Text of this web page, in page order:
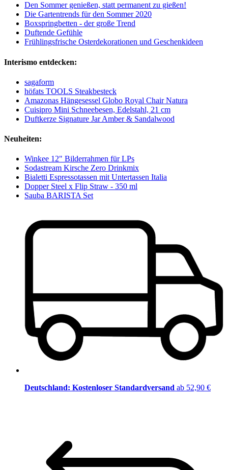
Den Sommer genießen, statt permanent zu gießen!
Die Gartentrends für den Sommer 2020
Boxspringbetten - der große Trend
Duftende Gefühle
Frühlingsfrische Osterdekorationen und Geschenkideen
Interismo entdecken:
sagaform
höfats TOOLS Steakbesteck
Amazonas Hängesessel Globo Royal Chair Natura
Cuisipro Mini Schneebesen, Edelstahl, 21 cm
Duftkerze Signature Jar Amber & Sandalwood
Neuheiten:
Winkee 12" Bilderrahmen für LPs
Sodastream Kirsche Zero Drinkmix
Bialetti Espressotassen mit Untertassen Italia
Dopper Steel x Flip Straw - 350 ml
Sauba BARISTA Set
Deutschland: Kostenloser Standardversand ab 52,90 €